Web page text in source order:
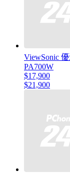
ViewSonic
PA700W
$17,900
$21,900